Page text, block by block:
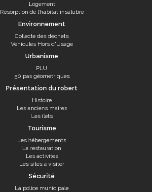
Logement
Résorption de l’habitat insalubre
Environnement
Collecte des déchets
Véhicules Hors d'Usage
Urbanisme
PLU
50 pas géométriques
Présentation du robert
Histoire
Les anciens maires
Les îlets
Tourisme
Les hébergements
La restauration
Les activités
Les sites à visiter
Sécurité
La police municipale